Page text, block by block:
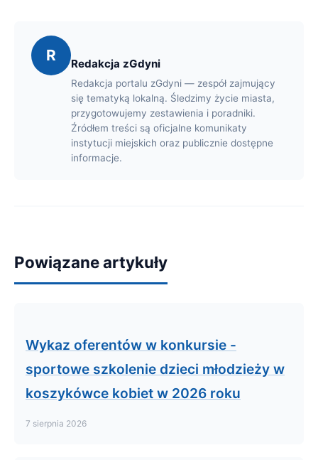
R Redakcja zGdyni
Redakcja portalu zGdyni — zespół zajmujący
się tematyką lokalną. Śledzimy życie miasta,
przygotowujemy zestawienia i poradniki.
Źródłem treści są oficjalne komunikaty
instytucji miejskich oraz publicznie dostępne
informacje.
Powiązane artykuły
Wykaz oferentów w konkursie -
sportowe szkolenie dzieci młodzieży w
koszykówce kobiet w 2026 roku
7 sierpnia 2026